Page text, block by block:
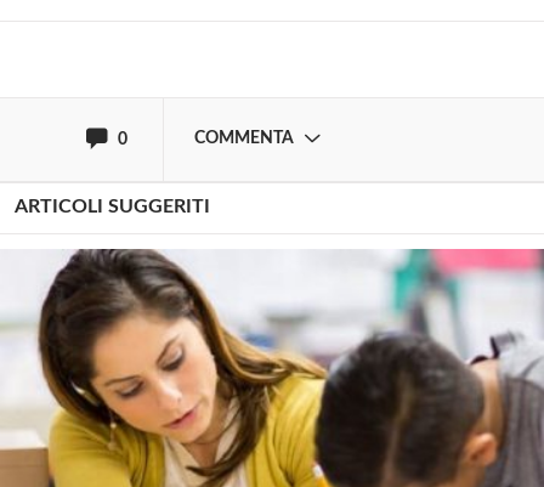
0 COMMENTA
ARTICOLI SUGGERITI